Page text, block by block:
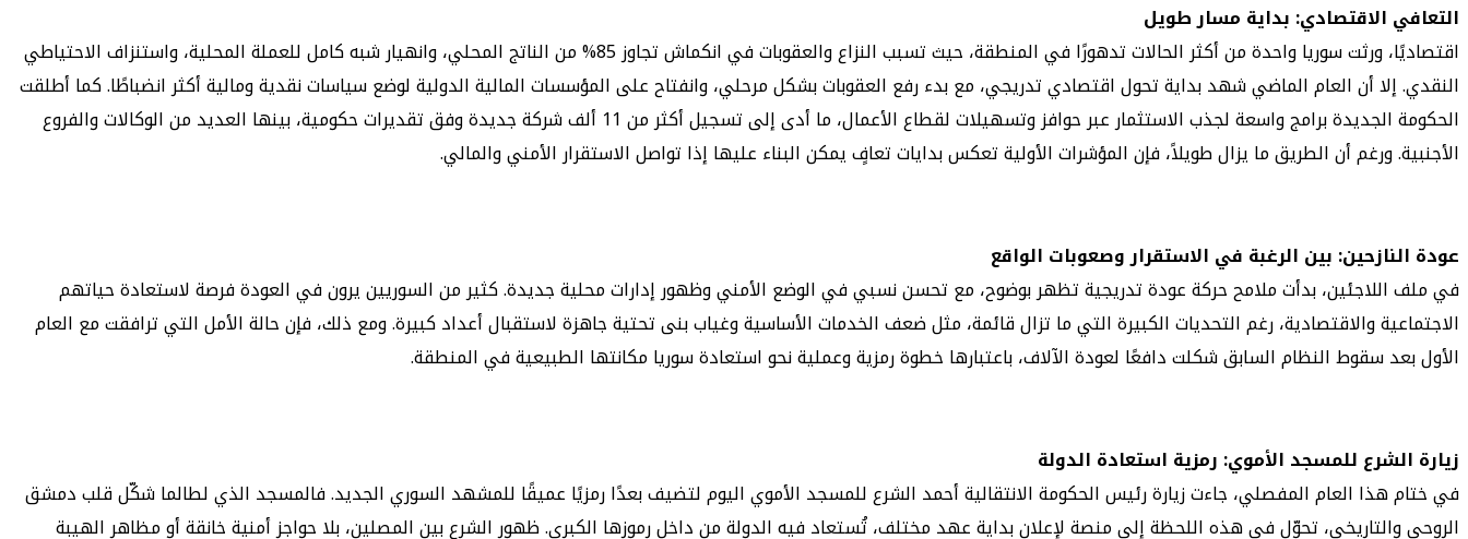
التعافي الاقتصادي: بداية مسار طويل
اقتصاديًا، ورثت سوريا واحدة من أكثر الحالات تدهورًا في المنطقة، حيث تسبب النزاع والعقوبات في انكماش تجاوز 85% من الناتج المحلي، وانهيار شبه كامل للعملة المحلية، واستنزاف الاحتياطي
النقدي. إلا أن العام الماضي شهد بداية تحول اقتصادي تدريجي، مع بدء رفع العقوبات بشكل مرحلي، وانفتاح على المؤسسات المالية الدولية لوضع سياسات نقدية ومالية أكثر انضباطًا. كما أطلقت
الحكومة الجديدة برامج واسعة لجذب الاستثمار عبر حوافز وتسهيلات لقطاع الأعمال، ما أدى إلى تسجيل أكثر من 11 ألف شركة جديدة وفق تقديرات حكومية، بينها العديد من الوكالات والفروع
الأجنبية. ورغم أن الطريق ما يزال طويلاً، فإن المؤشرات الأولية تعكس بدايات تعافٍ يمكن البناء عليها إذا تواصل الاستقرار الأمني والمالي.
عودة النازحين: بين الرغبة في الاستقرار وصعوبات الواقع
في ملف اللاجئين، بدأت ملامح حركة عودة تدريجية تظهر بوضوح، مع تحسن نسبي في الوضع الأمني وظهور إدارات محلية جديدة. كثير من السوريين يرون في العودة فرصة لاستعادة حياتهم
الاجتماعية والاقتصادية، رغم التحديات الكبيرة التي ما تزال قائمة، مثل ضعف الخدمات الأساسية وغياب بنى تحتية جاهزة لاستقبال أعداد كبيرة. ومع ذلك، فإن حالة الأمل التي ترافقت مع العام
الأول بعد سقوط النظام السابق شكلت دافعًا لعودة الآلاف، باعتبارها خطوة رمزية وعملية نحو استعادة سوريا مكانتها الطبيعية في المنطقة.
زيارة الشرع للمسجد الأموي: رمزية استعادة الدولة
في ختام هذا العام المفصلي، جاءت زيارة رئيس الحكومة الانتقالية أحمد الشرع للمسجد الأموي اليوم لتضيف بعدًا رمزيًا عميقًا للمشهد السوري الجديد. فالمسجد الذي لطالما شكّل قلب دمشق
الروحي والتاريخي، تحوّل في هذه اللحظة إلى منصة لإعلان بداية عهد مختلف، تُستعاد فيه الدولة من داخل رموزها الكبرى. ظهور الشرع بين المصلين، بلا حواجز أمنية خانقة أو مظاهر الهيبة